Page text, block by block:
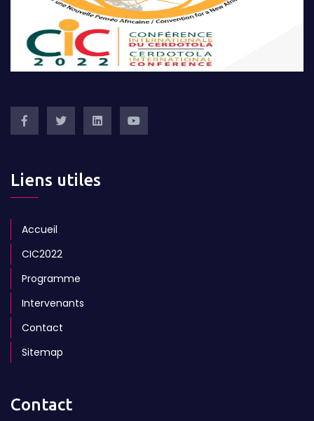
Liens utiles
Accueil
CIC2022
Programme
Intervenants
Contact
Sitemap
Contact